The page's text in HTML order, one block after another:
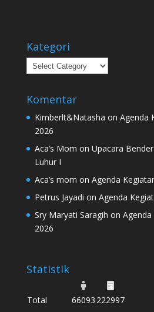
Kategori
Kategori
Komentar
Kimberlt&Natasha on Agenda
2026
Aca’s Mom on Upacara
Luhur I
Aca’s mom on Agenda
Petrus Jayadi on Agenda
Sry Maryati Saragih on
2026
Statistik
Total 66093 222997